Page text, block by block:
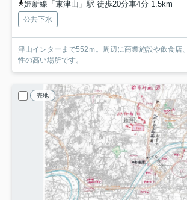
姫新線「東津山」駅 徒歩20分車4分 1.5km
公共下水
津山インターまで552ｍ。周辺に商業施設や飲食店
性の高い場所です。
売地